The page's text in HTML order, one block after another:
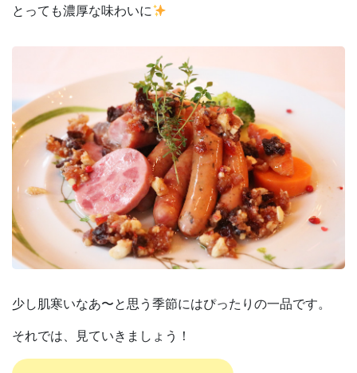
とっても濃厚な味わいに
少し肌寒いなあ〜と思う季節にはぴったりの一品です。
それでは、見ていきましょう！